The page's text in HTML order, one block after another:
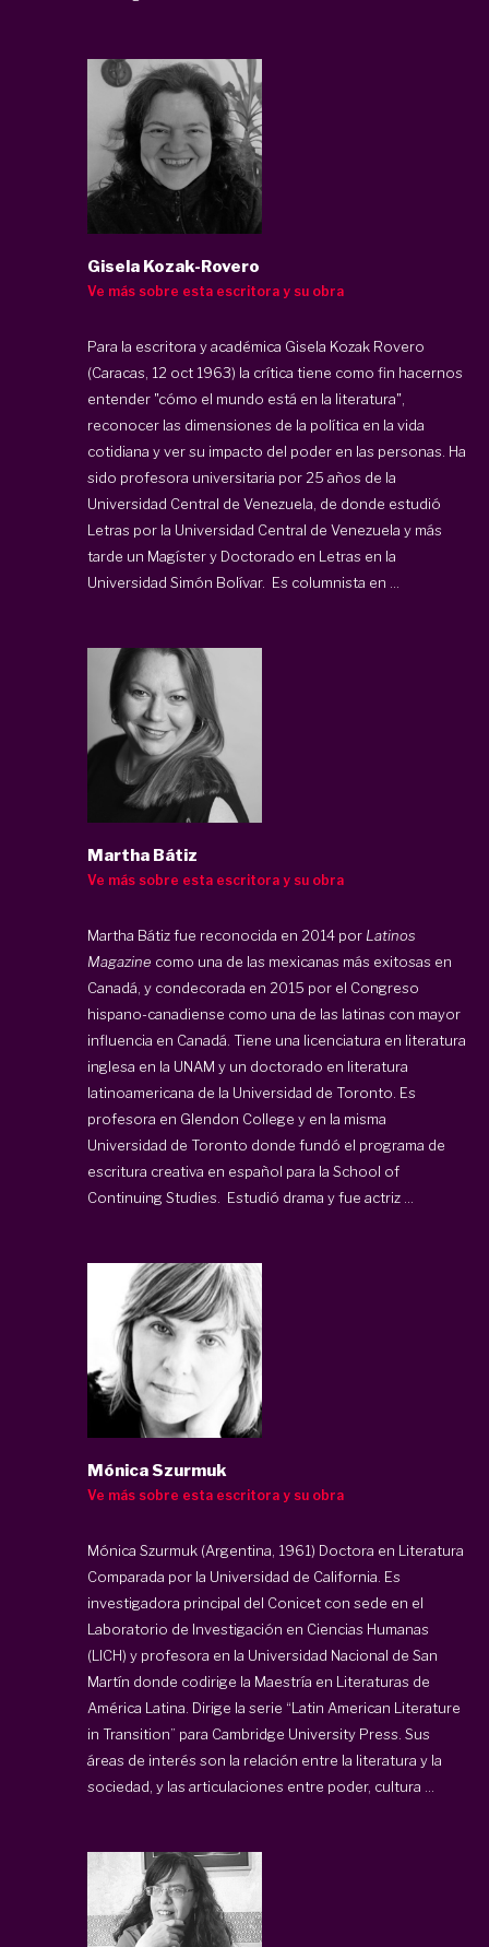
Gisela Kozak-Rovero
Ve más sobre esta escritora y su obra
Para la escritora y académica Gisela Kozak Rovero
(Caracas, 12 oct 1963) la crítica tiene como fin hacernos
entender "cómo el mundo está en la literatura",
reconocer las dimensiones de la política en la vida
cotidiana y ver su impacto del poder en las personas. Ha
sido profesora universitaria por 25 años de la
Universidad Central de Venezuela, de donde estudió
Letras por la Universidad Central de Venezuela y más
tarde un Magíster y Doctorado en Letras en la
Universidad Simón Bolívar. Es columnista en ...
Martha Bátiz
Ve más sobre esta escritora y su obra
Martha Bátiz fue reconocida en 2014 por Latinos
Magazine como una de las mexicanas más exitosas en
Canadá, y condecorada en 2015 por el Congreso
hispano-canadiense como una de las latinas con mayor
influencia en Canadá. Tiene una licenciatura en literatura
inglesa en la UNAM y un doctorado en literatura
latinoamericana de la Universidad de Toronto. Es
profesora en Glendon College y en la misma
Universidad de Toronto donde fundó el programa de
escritura creativa en español para la School of
Continuing Studies. Estudió drama y fue actriz ...
Mónica Szurmuk
Ve más sobre esta escritora y su obra
Mónica Szurmuk (Argentina, 1961) Doctora en Literatura
Comparada por la Universidad de California. Es
investigadora principal del Conicet con sede en el
Laboratorio de Investigación en Ciencias Humanas
(LICH) y profesora en la Universidad Nacional de San
Martín donde codirige la Maestría en Literaturas de
América Latina. Dirige la serie “Latin American Literature
in Transition” para Cambridge University Press. Sus
áreas de interés son la relación entre la literatura y la
sociedad, y las articulaciones entre poder, cultura ...